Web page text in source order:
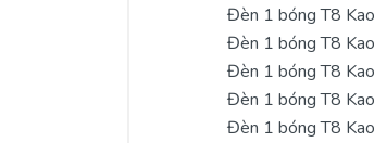
Đèn 1 bóng T8
Đèn 1 bóng T8
Đèn 1 bóng T8
Đèn 1 bóng T8
Đèn 1 bóng T8